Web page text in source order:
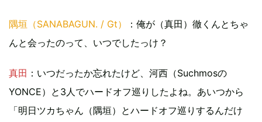
隅垣（SANABAGUN. / Gt）
：俺が（真田）徹くんとちゃ
んと会ったのって、いつでしたっけ？
真田 ：いつだったか忘れたけど、河西（Suchmosの
YONCE）と3人でハードオフ巡りしたよね。あいつから
「明日ツカちゃん（隅垣）とハードオフ巡りするんだけ